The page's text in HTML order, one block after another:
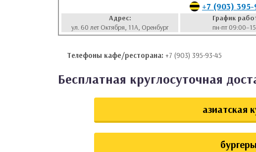
+7 (903)
Адрес:
ул. 60 лет Октября, 11А, Оренбург
График
пн-пт
Телефоны кафе/ресторана: +7 (903) 395-93-45
Бесплатная круглосуточная
азиатская
бургеры